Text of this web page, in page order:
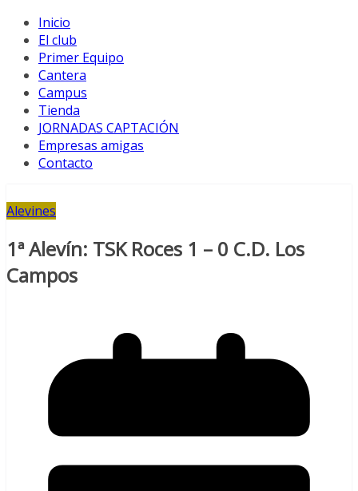
Inicio
El club
Primer Equipo
Cantera
Campus
Tienda
JORNADAS CAPTACIÓN
Empresas amigas
Contacto
Alevines
1ª Alevín: TSK Roces 1 – 0 C.D. Los
Campos